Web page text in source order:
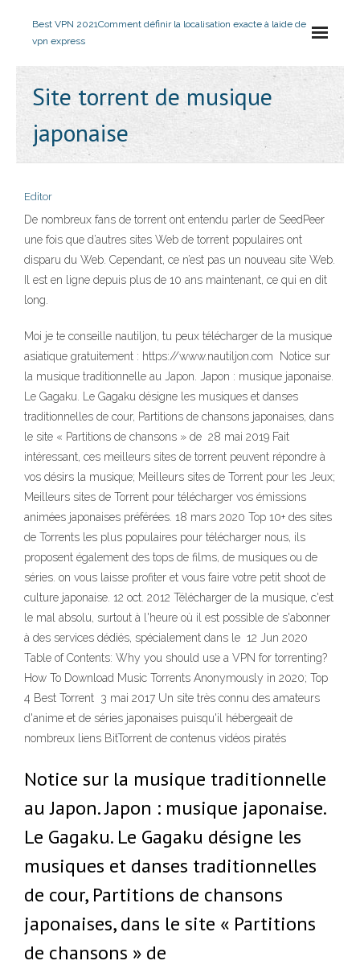
Best VPN 2021Comment définir la localisation exacte à laide de
vpn express
Site torrent de musique
japonaise
Editor
De nombreux fans de torrent ont entendu parler de SeedPeer
une fois que d’autres sites Web de torrent populaires ont
disparu du Web. Cependant, ce n’est pas un nouveau site Web.
Il est en ligne depuis plus de 10 ans maintenant, ce qui en dit
long.
Moi je te conseille nautiljon, tu peux télécharger de la musique
asiatique gratuitement : https://www.nautiljon.com Notice sur
la musique traditionnelle au Japon. Japon : musique japonaise.
Le Gagaku. Le Gagaku désigne les musiques et danses
traditionnelles de cour, Partitions de chansons japonaises, dans
le site « Partitions de chansons » de 28 mai 2019 Fait
intéressant, ces meilleurs sites de torrent peuvent répondre à
vos désirs la musique; Meilleurs sites de Torrent pour les Jeux;
Meilleurs sites de Torrent pour télécharger vos émissions
animées japonaises préférées. 18 mars 2020 Top 10+ des sites
de Torrents les plus populaires pour télécharger nous, ils
proposent également des tops de films, de musiques ou de
séries. on vous laisse profiter et vous faire votre petit shoot de
culture japonaise. 12 oct. 2012 Télécharger de la musique, c'est
le mal absolu, surtout à l'heure où il est possible de s'abonner
à des services dédiés, spécialement dans le 12 Jun 2020
Table of Contents: Why you should use a VPN for torrenting?
How To Download Music Torrents Anonymously in 2020; Top
4 Best Torrent 3 mai 2017 Un site très connu des amateurs
d'anime et de séries japonaises puisqu'il hébergeait de
nombreux liens BitTorrent de contenus vidéos piratés
Notice sur la musique traditionnelle
au Japon. Japon : musique japonaise.
Le Gagaku. Le Gagaku désigne les
musiques et danses traditionnelles
de cour, Partitions de chansons
japonaises, dans le site « Partitions
de chansons » de